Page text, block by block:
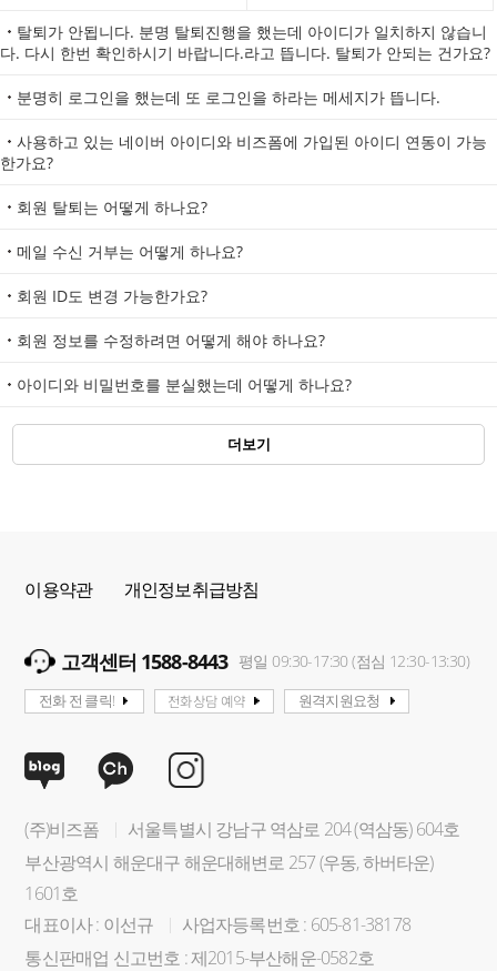
탈퇴가 안됩니다. 분명 탈퇴진행을 했는데 아이디가 일치하지 않습니
다. 다시 한번 확인하시기 바랍니다.라고 뜹니다. 탈퇴가 안되는 건가요?
분명히 로그인을 했는데 또 로그인을 하라는 메세지가 뜹니다.
사용하고 있는 네이버 아이디와 비즈폼에 가입된 아이디 연동이 가능
한가요?
회원 탈퇴는 어떻게 하나요?
메일 수신 거부는 어떻게 하나요?
회원 ID도 변경 가능한가요?
회원 정보를 수정하려면 어떻게 해야 하나요?
아이디와 비밀번호를 분실했는데 어떻게 하나요?
더보기
이용약관 개인정보취급방침
고객센터 1588-8443 평일 09:30-17:30 (점심 12:30-13:30)
전화 전 클릭! 전화상담 예약 원격지원요청
(주)비즈폼
서울특별시 강남구 역삼로 204 (역삼동) 604호
부산광역시 해운대구 해운대해변로 257 (우동, 하버타운)
1601호
대표이사 : 이선규
사업자등록번호 : 605-81-38178
통신판매업 신고번호 : 제2015-부산해운-0582호